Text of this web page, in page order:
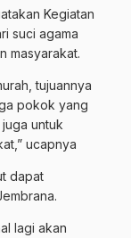
Kegiatan
suci agama
masyarakat.
tujuannya
pokok yang
untuk
ucapnya
dapat
lagi akan